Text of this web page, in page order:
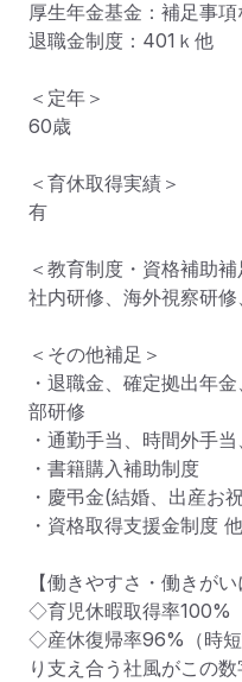
厚生年金基金：補足事項
退職金制度：401ｋ他
＜定年＞
60歳
＜育休取得実績＞
有
＜教育制度・資格補助補
社内研修、海外視察研
＜その他補足＞
・退職金、確定拠出年
部研修
・通勤手当、時間外手
・書籍購入補助制度
・慶弔金(結婚、出産お
・資格取得支援金制度 他
【働きやすさ・働きがい
◇育児休暇取得率100%
◇産休復帰率96%（時
り支え合う社風がこの数